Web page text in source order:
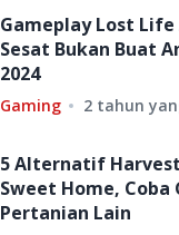
Gameplay Lost Life
Sesat Bukan Buat
2024
Gaming 2 tahun
5 Alternatif
Sweet Home, Coba
Pertanian Lain